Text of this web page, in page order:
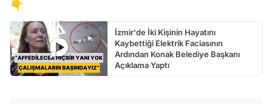
👇
İzmir'de İki Kişinin Hayatını
Kaybettiği Elektrik Faciasının
Ardından Konak Belediye Başkanı
Açıklama Yaptı